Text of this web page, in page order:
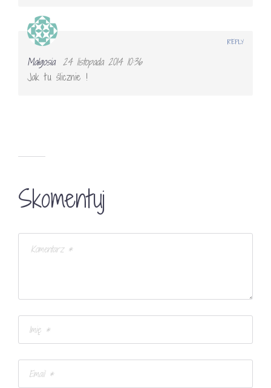
Małgosia 24 listopada 2014 10:36
Jak tu ślicznie !
REPLY
Skomentuj